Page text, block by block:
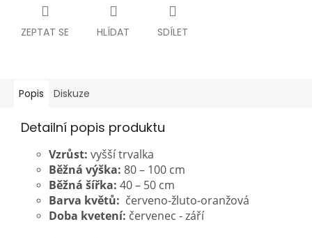
ZEPTAT SE HLÍDAT SDÍLET
Popis Diskuze
Detailní popis produktu
Vzrůst: vyšší trvalka
Běžná výška: 80 – 100 cm
Běžná šířka: 40 – 50 cm
Barva květů: červeno-žluto-oranžová
Doba kvetení: červenec - září